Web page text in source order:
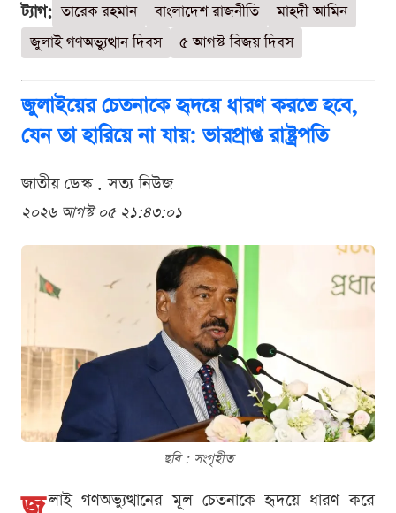
ট্যাগ: তারেক রহমান বাংলাদেশ রাজনীতি
মাহদী আমিন
জুলাই গণঅভ্যুত্থান দিবস
৫ আগস্ট বিজয় দিবস
জুলাইয়ের চেতনাকে হৃদয়ে ধারণ করতে হবে,
যেন তা হারিয়ে না যায়: ভারপ্রাপ্ত রাষ্ট্রপতি
জাতীয় ডেস্ক . সত্য নিউজ
২০২৬ আগস্ট ০৫ ২১:৪৩:০১
ছবি : সংগৃহীত
লাই গণঅভ্যুত্থানের মূল চেতনাকে হৃদয়ে ধারণ করে